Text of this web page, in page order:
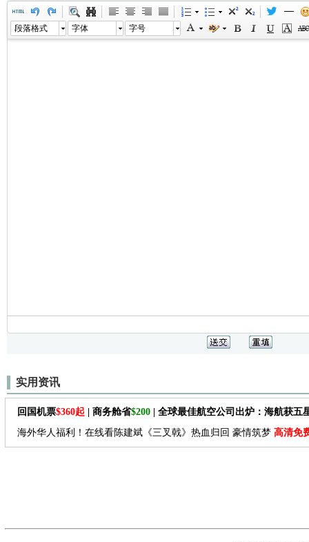
段落格式 字体 字号
实用资讯
回国机票$360起 | 商务舱省$200 | 全球最佳航空公司出炉：海航获五
海外华人福利！在线看陈建斌《三叉戟》热血归回 豪情筑梦 高清免